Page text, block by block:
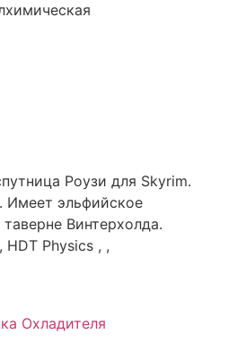
Роузи для Skyrim.
Имеет эльфийское
Винтерхолда.
HDT Physics , ,